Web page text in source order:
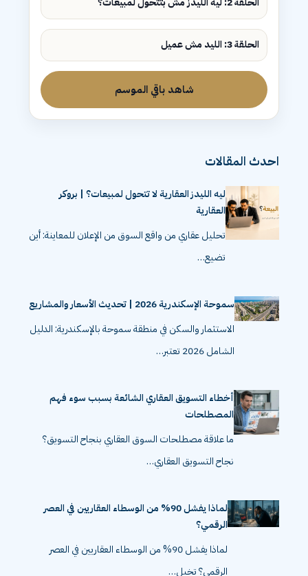
الحلقة 3: الليد مش عميل
شاهد باقي الموسم
احدث المقالات
ليه الليدز العقارية لا تتحول لمبيعات؟ | بروكر
العقارية
تحليل عقاري من واقع السوق من الإعلان للمعاينة: أين
تضيع…
سموحة الإسكندرية 2026 | تحديث الأسعار والمشاريع
الاستثمار والسكن في منطقة سموحة بالإسكندرية: الدليل
الشامل 2026 تعتبر…
أخطاء التسويق العقاري الشائعة بسبب سوء فهم
المصطلحات
ما علاقة مصطلحات السوق العقاري بنجاح التسويق؟
نجاح التسويق العقاري…
لماذا يفشل 90% من الوسطاء العقاريين في العصر
الرقمي؟
لماذا يفشل 90% من الوسطاء العقاريين في العصر
الرقمي؟ تخيل…